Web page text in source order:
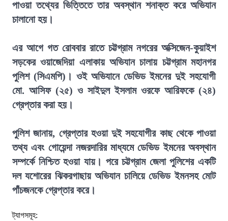
পাওয়া তথ্যের ভিত্তিতে তার অবস্থান শনাক্ত করে অভিযান
চালানো হয়।
এর আগে গত রোববার রাতে চট্টগ্রাম নগরের অক্সিজেন-কুয়াইশ
সড়কের ওয়াজেদিয়া এলাকায় অভিযান চালায় চট্টগ্রাম মহানগর
পুলিশ (সিএমপি)। ওই অভিযানে ডেভিড ইমনের দুই সহযোগী
মো. আসিফ (২৫) ও সাইদুল ইসলাম ওরফে আরিফকে (২৪)
গ্রেপ্তার করা হয়।
পুলিশ জানায়, গ্রেপ্তার হওয়া দুই সহযোগীর কাছ থেকে পাওয়া
তথ্য এবং গোয়েন্দা নজরদারির মাধ্যমে ডেভিড ইমনের অবস্থান
সম্পর্কে নিশ্চিত হওয়া যায়। পরে চট্টগ্রাম জেলা পুলিশের একটি
দল যশোরের ঝিকরগাছায় অভিযান চালিয়ে ডেভিড ইমনসহ মোট
পাঁচজনকে গ্রেপ্তার করে।
ট্যাগসমূহ: